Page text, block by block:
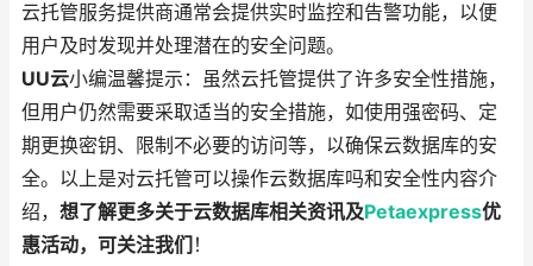
云托管服务提供商通常会提供实时监控和告警功能，以便
用户及时发现并处理潜在的安全问题。
UU云小编温馨提示：虽然云托管提供了许多安全性措施，
但用户仍然需要采取适当的安全措施，如使用强密码、定
期更换密钥、限制不必要的访问等，以确保云数据库的安
全。以上是对云托管可以操作云数据库吗和安全性内容介
绍， 想了解更多关于云数据库相关资讯及Petaexpress优
惠活动，可关注我们 ！